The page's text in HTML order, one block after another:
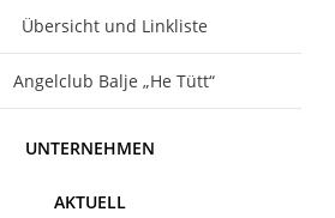
Übersicht und Linkliste
Angelclub Balje „He Tütt“
UNTERNEHMEN
AKTUELL